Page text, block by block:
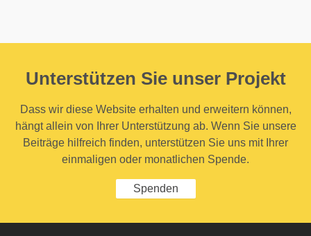
Unterstützen Sie unser Projekt
Dass wir diese Website erhalten und erweitern können,
hängt allein von Ihrer Unterstützung ab. Wenn Sie unsere
Beiträge hilfreich finden, unterstützen Sie uns mit Ihrer
einmaligen oder monatlichen Spende.
Spenden